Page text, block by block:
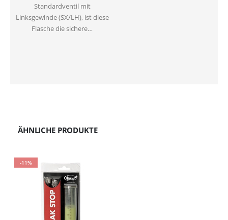
Standardventil mit
Linksgewinde (SX/LH), ist diese
Flasche die sichere…
ÄHNLICHE PRODUKTE
-11%